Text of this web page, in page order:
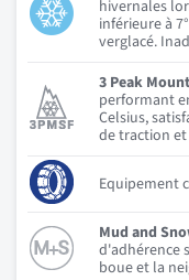
hivernales
inférieure à
verglacé.
3 Peak
performant
Celsius,
de traction
Equipement
Mud and
d'adhérence
boue et la